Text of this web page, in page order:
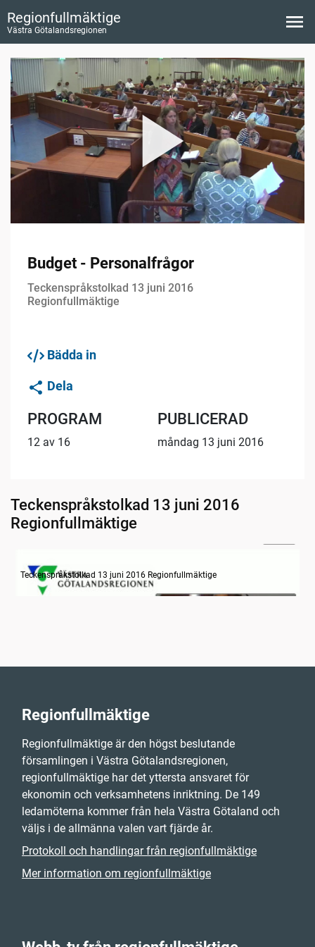
Regionfullmäktige
Västra Götalandsregionen
Budget - Personalfrågor
Teckenspråkstolkad 13 juni 2016
Regionfullmäktige
Bädda in
Dela
PROGRAM
12 av 16
PUBLICERAD
måndag 13 juni 2016
Teckenspråkstolkad 13 juni 2016
Regionfullmäktige
Information om dagens ärenden
Teckenspråkstolkad 13 juni 2016 Regionfullmäktige
Regionfullmäktige
Regionfullmäktige är den högst beslutande
församlingen i Västra Götalandsregionen,
regionfullmäktige har det yttersta ansvaret för
ekonomin och verksamhetens inriktning. De 149
ledamöterna kommer från hela Västra Götaland och
väljs i de allmänna valen vart fjärde år.
Protokoll och handlingar från regionfullmäktige
Mer information om regionfullmäktige